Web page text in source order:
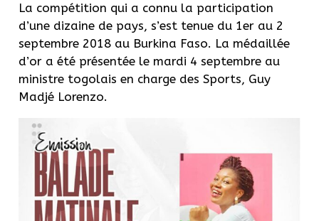
La compétition qui a connu la participation
d’une dizaine de pays, s’est tenue du 1er au 2
septembre 2018 au Burkina Faso. La médaillée
d’or a été présentée le mardi 4 septembre au
ministre togolais en charge des Sports, Guy
Madjé Lorenzo.